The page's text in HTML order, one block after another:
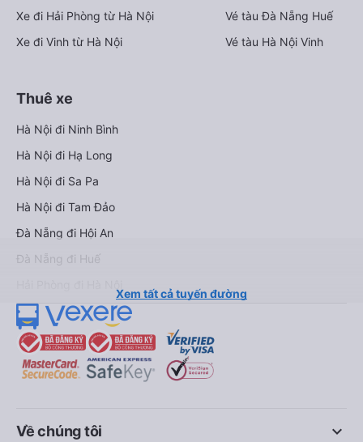
Xe đi Hải Phòng từ Hà Nội
Xe đi Vinh từ Hà Nội
Vé tàu Đà Nẵng Huế
Vé tàu Hà Nội Vinh
Thuê xe
Hà Nội đi Ninh Bình
Hà Nội đi Hạ Long
Hà Nội đi Sa Pa
Hà Nội đi Tam Đảo
Đà Nẵng đi Hội An
Đà Nẵng đi Huế
Xem tất cả tuyến đường
keyboard_arrow_down
Về chúng tôi